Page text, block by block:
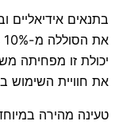
בתנאים אידיאליים
יכולת זו מפחיתה
את חוויית השימוש
טעינה מהירה